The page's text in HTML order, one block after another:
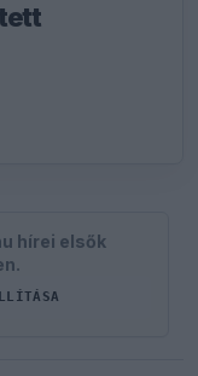
hírei elsők